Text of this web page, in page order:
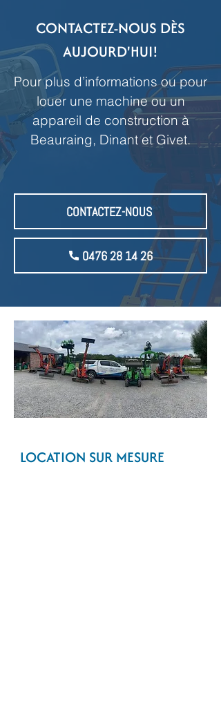
CONTACTEZ-NOUS DÈS
AUJOURD'HUI!
Pour plus d’informations ou pour
louer une machine ou un
appareil de construction à
Beauraing, Dinant et Givet.
CONTACTEZ-NOUS
0476 28 14 26
LOCATION SUR MESURE